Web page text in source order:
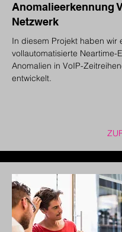
Anomalieerkennung
Netzwerk
In diesem Projekt haben wir
vollautomatisierte Neartime-
Anomalien in VoIP-
entwickelt.